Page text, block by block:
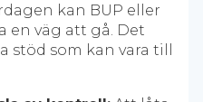
kan BUP eller
en väg att gå. Det
stöd som kan vara till